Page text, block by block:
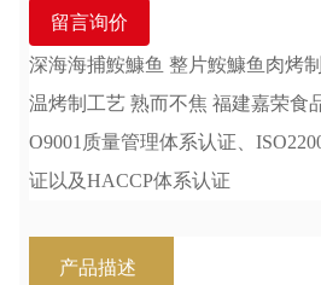
留言询价
深海海捕鮟鱇鱼 整片鮟鱇鱼肉烤
温烤制工艺 熟而不焦 福建嘉荣食
O9001质量管理体系认证、
证以及HACCP体系认证
产品描述